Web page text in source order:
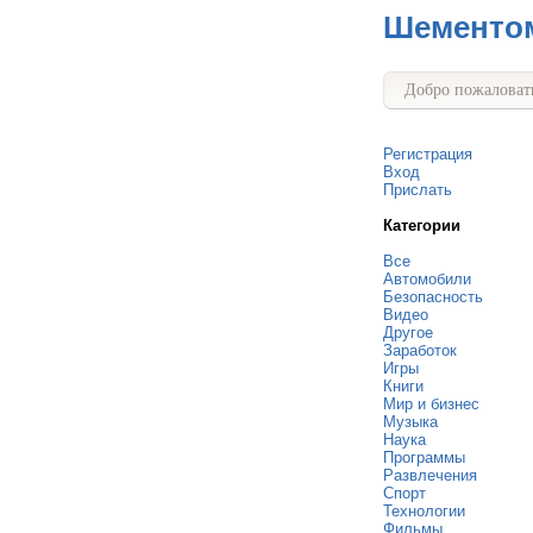
Добро
Регистрация
Вход
Прислать
Категории
Все
Автомобили
Безопасность
Видео
Другое
Заработок
Игры
Книги
Мир и бизнес
Музыка
Наука
Программы
Развлечения
Спорт
Технологии
Фильмы